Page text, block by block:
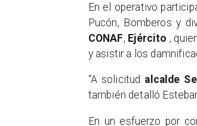
En el operativo
Pucón, Bomberos y
CONAF, Ejército ,
y asistir a los
“A solicitud alcalde
también detalló
En un esfuerzo por